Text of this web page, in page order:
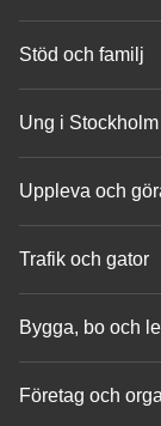
Stöd och familj
Ung i Stockholm
Uppleva och
Trafik och gator
Bygga, bo och
Företag och